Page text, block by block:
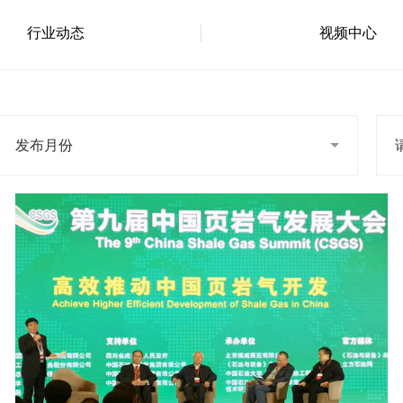
行业动态 视频中心